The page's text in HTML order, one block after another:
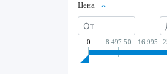
Цена
0 8 497.50 16 995